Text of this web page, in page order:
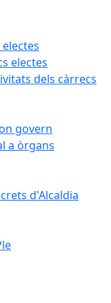
electes
dels càrrecs
govern
a òrgans
d'Alcaldia